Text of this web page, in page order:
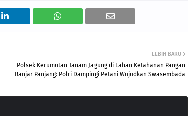
LEBIH BARU
Polsek Kerumutan Tanam Jagung di Lahan Ketahanan Pangan
Banjar Panjang: Polri Dampingi Petani Wujudkan Swasembada